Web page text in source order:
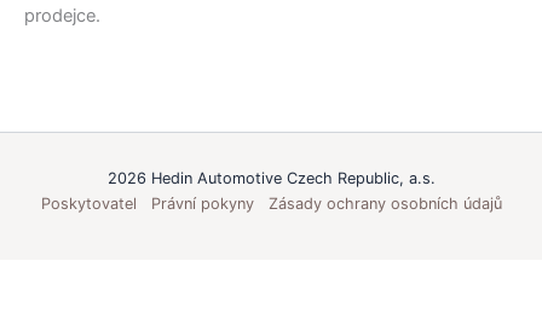
prodejce.
2026 Hedin Automotive Czech Republic, a.s.
Poskytovatel
Právní pokyny Zásady ochrany osobních údajů